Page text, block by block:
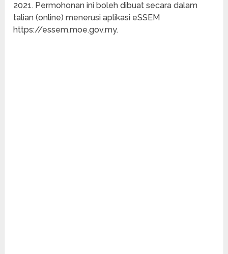
2021. Permohonan ini boleh dibuat secara dalam
talian (online) menerusi aplikasi eSSEM
https://essem.moe.gov.my.